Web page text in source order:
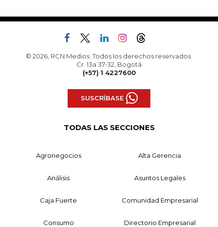
© 2026, RCN Medios. Todos los derechos reservados.
Cr. 13a 37-32, Bogotá
(+57) 1 4227600
SUSCRÍBASE
TODAS LAS SECCIONES
Agronegocios Alta Gerencia
Análisis Asuntos Legales
Caja Fuerte Comunidad Empresarial
Consumo Directorio Empresarial